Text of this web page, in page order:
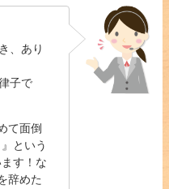
、あり
子で
て面倒
という
す！な
辞めた